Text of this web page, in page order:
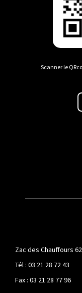
Scanner le
Zac des Chauffours
Tél : 03 21 28 72 43
Fax : 03 21 28 77 96